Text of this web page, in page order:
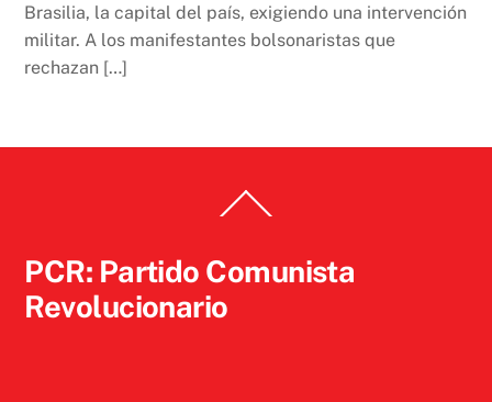
Brasilia, la capital del país, exigiendo una intervención
militar. A los manifestantes bolsonaristas que
rechazan […]
To
PCR: Partido Comunista
Revolucionario